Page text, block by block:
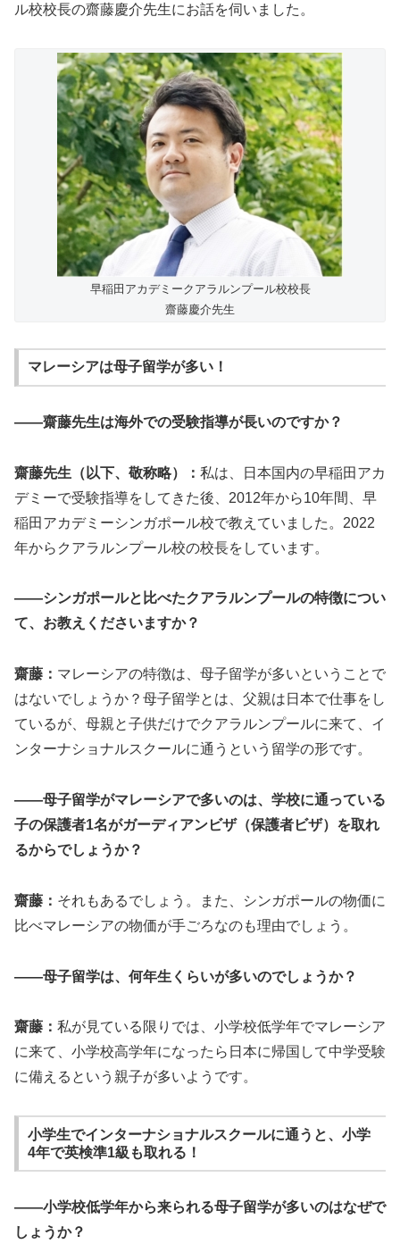
ル校校長の齋藤慶介先生にお話を伺いました。
早稲田アカデミークアラルンプール校校長
齋藤慶介先生
マレーシアは母子留学が多い！
――齋藤先生は海外での受験指導が長いのですか？
齋藤先生（以下、敬称略）： 私は、日本国内の早稲田アカ
デミーで受験指導をしてきた後、2012年から10年間、早
稲田アカデミーシンガポール校で教えていました。2022
年からクアラルンプール校の校長をしています。
――シンガポールと比べたクアラルンプールの特徴につい
て、お教えくださいますか？
齋藤： マレーシアの特徴は、母子留学が多いということで
はないでしょうか？母子留学とは、父親は日本で仕事をし
ているが、母親と子供だけでクアラルンプールに来て、イ
ンターナショナルスクールに通うという留学の形です。
――母子留学がマレーシアで多いのは、学校に通っている
子の保護者1名がガーディアンビザ（保護者ビザ）を取れ
るからでしょうか？
齋藤： それもあるでしょう。また、シンガポールの物価に
比べマレーシアの物価が手ごろなのも理由でしょう。
――母子留学は、何年生くらいが多いのでしょうか？
齋藤： 私が見ている限りでは、小学校低学年でマレーシア
に来て、小学校高学年になったら日本に帰国して中学受験
に備えるという親子が多いようです。
小学生でインターナショナルスクールに通うと、小学
4年で英検準1級も取れる！
――小学校低学年から来られる母子留学が多いのはなぜで
しょうか？